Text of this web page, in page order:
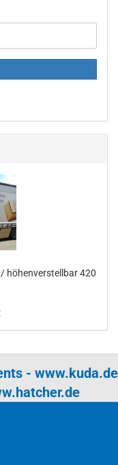
höhenverstellbar 420
- www.kuda.de